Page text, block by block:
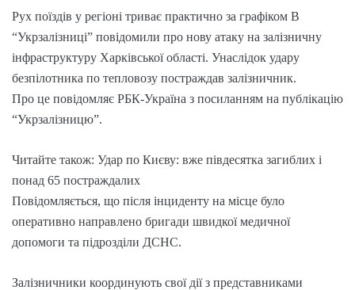
Рух поїздів у регіоні триває практично за графіком В
“Укрзалізниці” повідомили про нову атаку на залізничну
інфраструктуру Харківської області. Унаслідок удару
безпілотника по тепловозу постраждав залізничник.
Про це повідомляє РБК-Україна з посиланням на публікацію
“Укрзалізницю”.
Читайте також: Удар по Києву: вже півдесятка загиблих і
понад 65 постраждалих
Повідомляється, що після інциденту на місце було
оперативно направлено бригади швидкої медичної
допомоги та підрозділи ДСНС.
Залізничники координують свої дії з представниками